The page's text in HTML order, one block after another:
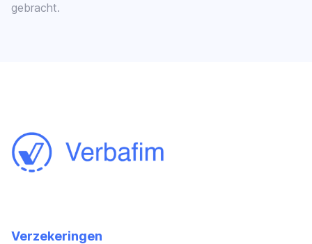
gebracht.
Verzekeringen